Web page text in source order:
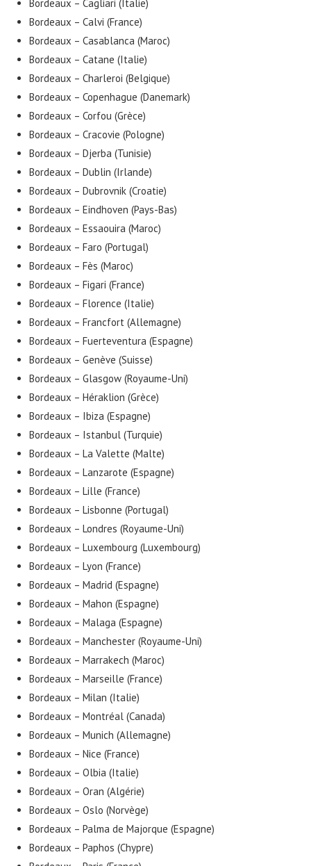
Bordeaux – Cagliari (Italie)
Bordeaux – Calvi (France)
Bordeaux – Casablanca (Maroc)
Bordeaux – Catane (Italie)
Bordeaux – Charleroi (Belgique)
Bordeaux – Copenhague (Danemark)
Bordeaux – Corfou (Grèce)
Bordeaux – Cracovie (Pologne)
Bordeaux – Djerba (Tunisie)
Bordeaux – Dublin (Irlande)
Bordeaux – Dubrovnik (Croatie)
Bordeaux – Eindhoven (Pays-Bas)
Bordeaux – Essaouira (Maroc)
Bordeaux – Faro (Portugal)
Bordeaux – Fès (Maroc)
Bordeaux – Figari (France)
Bordeaux – Florence (Italie)
Bordeaux – Francfort (Allemagne)
Bordeaux – Fuerteventura (Espagne)
Bordeaux – Genève (Suisse)
Bordeaux – Glasgow (Royaume-Uni)
Bordeaux – Héraklion (Grèce)
Bordeaux – Ibiza (Espagne)
Bordeaux – Istanbul (Turquie)
Bordeaux – La Valette (Malte)
Bordeaux – Lanzarote (Espagne)
Bordeaux – Lille (France)
Bordeaux – Lisbonne (Portugal)
Bordeaux – Londres (Royaume-Uni)
Bordeaux – Luxembourg (Luxembourg)
Bordeaux – Lyon (France)
Bordeaux – Madrid (Espagne)
Bordeaux – Mahon (Espagne)
Bordeaux – Malaga (Espagne)
Bordeaux – Manchester (Royaume-Uni)
Bordeaux – Marrakech (Maroc)
Bordeaux – Marseille (France)
Bordeaux – Milan (Italie)
Bordeaux – Montréal (Canada)
Bordeaux – Munich (Allemagne)
Bordeaux – Nice (France)
Bordeaux – Olbia (Italie)
Bordeaux – Oran (Algérie)
Bordeaux – Oslo (Norvège)
Bordeaux – Palma de Majorque (Espagne)
Bordeaux – Paphos (Chypre)